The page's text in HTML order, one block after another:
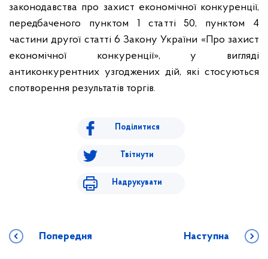
законодавства про захист економічної конкуренції,
передбаченого пунктом 1 статті 50, пунктом 4
частини другої статті 6 Закону України «Про захист
економічної конкуренції», у вигляді
антиконкурентних узгоджених дій, які стосуються
спотворення результатів торгів.
Поділитися
Твітнути
Надрукувати
Попередня Наступна